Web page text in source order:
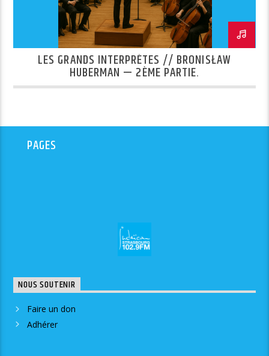
LES GRANDS INTERPRÈTES // BRONISŁAW
HUBERMAN — 2ÈME PARTIE.
PAGES
NOUS SOUTENIR
Faire un don
Adhérer